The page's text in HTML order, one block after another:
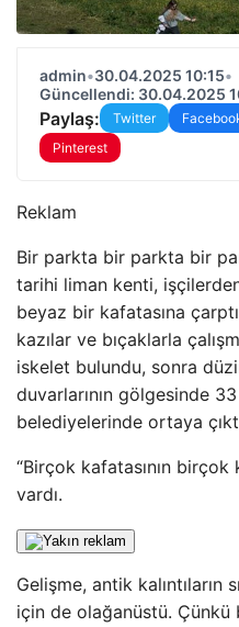
admin•30.04.2025 10:15•
Güncellendi: 30.04.2025
Paylaş: Twitter
Pinterest
Reklam
Bir parkta bir parkta bir
tarihi liman kenti,
beyaz bir kafatasına
kazılar ve bıçaklarla
iskelet bulundu, sonra
duvarlarının gölgesinde
belediyelerinde ortaya
“Birçok kafatasının
vardı.
Gelişme, antik kalıntıların
için de olağanüstü. Çünkü